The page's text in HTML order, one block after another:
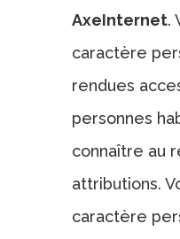
AxeInternet.
caractère
rendues
personnes
connaître au
attributions.
caractère